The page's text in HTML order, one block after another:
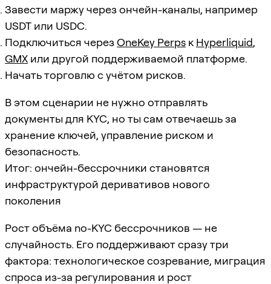
Завести маржу через ончейн-каналы, например
USDT или USDC.
Подключиться черезOneKey Perps к Hyperliquid,
GMX или другой поддерживаемой платформе.
Начать торговлю с учётом рисков.
В этом сценарии не нужно отправлять
документы для KYC, но ты сам отвечаешь за
хранение ключей, управление риском и
безопасность.
Итог: ончейн-бессрочники становятся
инфраструктурой деривативов нового
поколения
Рост объёма no-KYC бессрочников — не
случайность. Его поддерживают сразу три
фактора: технологическое созревание, миграция
спроса из-за регулирования и рост